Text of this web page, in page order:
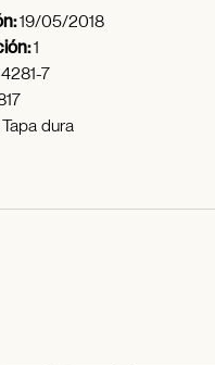
19/05/2018
1
7
Tapa dura